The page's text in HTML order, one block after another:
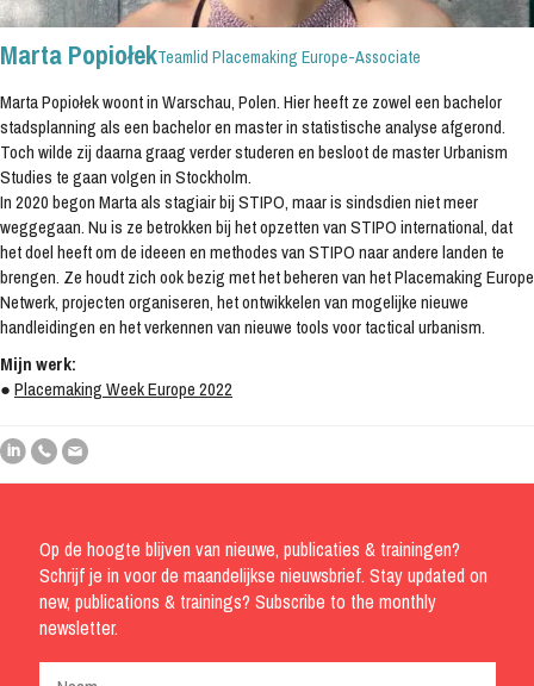
Marta PopiołekTeamlid Placemaking Europe-Associate
Marta Popiołek woont in Warschau, Polen. Hier heeft ze zowel een bachelor
stadsplanning als een bachelor en master in statistische analyse afgerond.
Toch wilde zij daarna graag verder studeren en besloot de master Urbanism
Studies te gaan volgen in Stockholm.
In 2020 begon Marta als stagiair bij STIPO, maar is sindsdien niet meer
weggegaan. Nu is ze betrokken bij het opzetten van STIPO international, dat
het doel heeft om de ideeen en methodes van STIPO naar andere landen te
brengen. Ze houdt zich ook bezig met het beheren van het Placemaking Europe
Netwerk, projecten organiseren, het ontwikkelen van mogelijke nieuwe
handleidingen en het verkennen van nieuwe tools voor tactical urbanism.
Mijn werk:
●Placemaking Week Europe 2022
Op de hoogte blijven van nieuwe, publicaties & trainingen?
Schrijf je in voor de maandelijkse nieuwsbrief. Stay updated on
new, publications & trainings? Subscribe to the monthly
newsletter.